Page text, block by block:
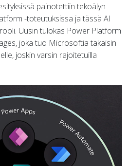
painotettiin tekoälyn
-toteutuksissa ja tässä AI
Uusin tulokas Power Platform
joka tuo Microsoftia takaisin
joskin varsin rajoitetuilla